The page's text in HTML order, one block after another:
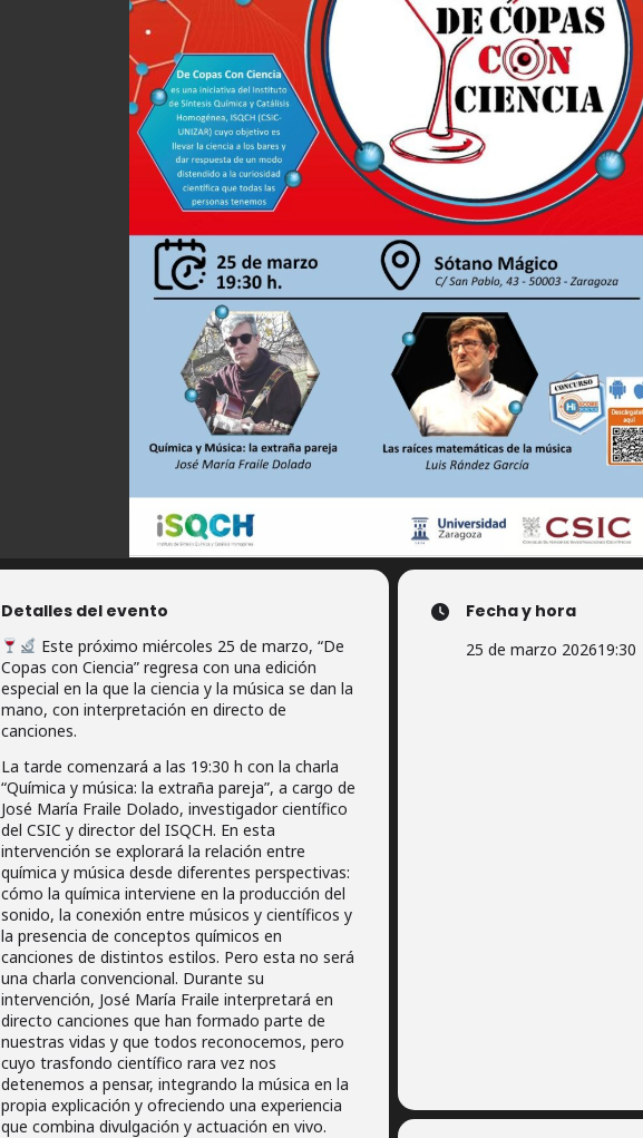
Detalles del evento
Este próximo miércoles 25 de marzo, “De
Copas con Ciencia” regresa con una edición
especial en la que la ciencia y la música se dan la
mano, con interpretación en directo de
canciones.
La tarde comenzará a las 19:30 h con la charla
“Química y música: la extraña pareja”, a cargo de
José María Fraile Dolado, investigador científico
del CSIC y director del ISQCH. En esta
intervención se explorará la relación entre
química y música desde diferentes perspectivas:
cómo la química interviene en la producción del
sonido, la conexión entre músicos y científicos y
la presencia de conceptos químicos en
canciones de distintos estilos. Pero esta no será
una charla convencional. Durante su
intervención, José María Fraile interpretará en
directo canciones que han formado parte de
nuestras vidas y que todos reconocemos, pero
cuyo trasfondo científico rara vez nos
detenemos a pensar, integrando la música en la
propia explicación y ofreciendo una experiencia
que combina divulgación y actuación en vivo.
Fecha y hora
25 de marzo 202619:30